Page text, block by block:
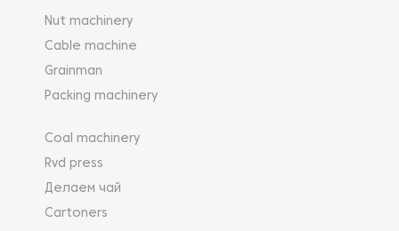
Nut machinery
Cable machine
Grainman
Packing machinery
Coal machinery
Rvd press
Делаем чай
Cartoners